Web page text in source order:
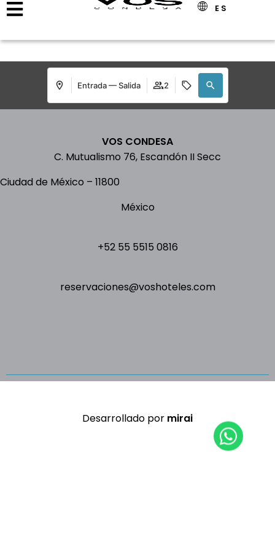
ES
Entrada — Salida 2
VOS CONDESA
C. Mutualismo 76, Escandón II Secc
Ciudad de México – 11800
México
+52 55 5515 0816
reservaciones@voshoteles.com
Desarrollado por mirai